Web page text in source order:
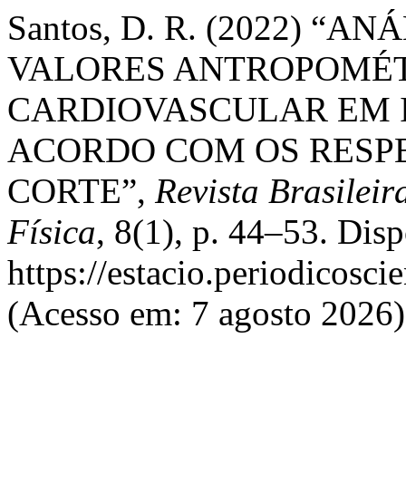
Santos, D. R. (2022)
VALORES
CARDIOVASCULAR
ACORDO COM OS
CORTE”, Revista
Física, 8(1), p. 44–53.
https://
(Acesso em: 7 agosto